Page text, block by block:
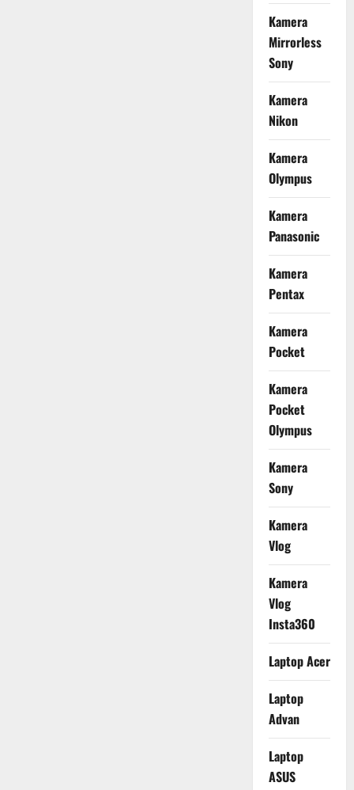
Kamera
Mirrorless
Sony
Kamera
Nikon
Kamera
Olympus
Kamera
Panasonic
Kamera
Pentax
Kamera
Pocket
Kamera
Pocket
Olympus
Kamera
Sony
Kamera
Vlog
Kamera
Vlog
Insta360
Laptop Acer
Laptop
Advan
Laptop
ASUS